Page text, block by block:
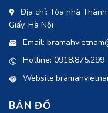
Địa chỉ: Tòa nhà
Giấy, Hà Nội
Email:
Hotline: 0918.875.299
BẢN ĐỒ